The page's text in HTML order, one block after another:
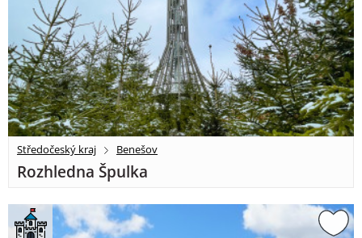
Středočeský kraj Benešov
Rozhledna Špulka